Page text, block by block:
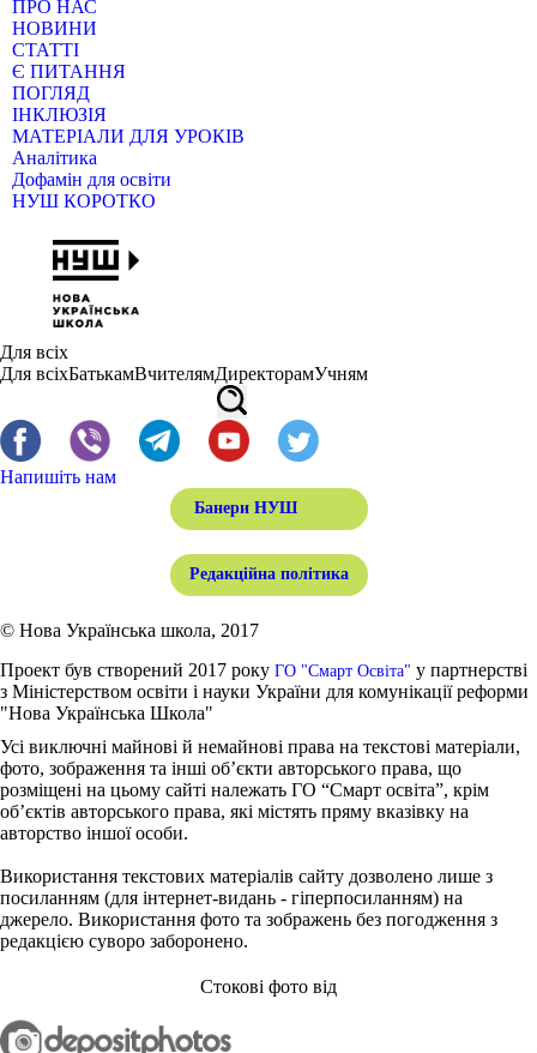
ПРО НАС
НОВИНИ
СТАТТІ
Є ПИТАННЯ
ПОГЛЯД
ІНКЛЮЗІЯ
МАТЕРІАЛИ ДЛЯ УРОКІВ
Аналітика
Дофамін для освіти
НУШ КОРОТКО
Для всіх
Для всіхБатькамВчителямДиректорамУчням
Напишіть нам
Банери НУШ
Редакційна політика
© Нова Українська школа, 2017
Проект був створений 2017 року ГО "Смарт Освіта" у партнерстві
з Міністерством освіти і науки України для комунікації реформи
"Нова Українська Школа"
Усі виключні майнові й немайнові права на текстові матеріали,
фото, зображення та інші об’єкти авторського права, що
розміщені на цьому сайті належать ГО “Смарт освіта”, крім
об’єктів авторського права, які містять пряму вказівку на
авторство іншої особи.
Використання текстових матеріалів сайту дозволено лише з
посиланням (для інтернет-видань - гіперпосиланням) на
джерело. Використання фото та зображень без погодження з
редакцією суворо заборонено.
Стокові фото від